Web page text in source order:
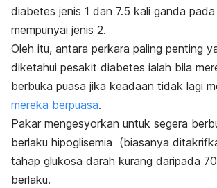
diabetes jenis 1 dan 7.5 kali ganda
mempunyai jenis 2.
Oleh itu, antara perkara paling penting
diketahui pesakit diabetes ialah bila
berbuka puasa jika keadaan tidak lagi
mereka berpuasa.
Pakar mengesyorkan untuk segera
berlaku hipoglisemia (biasanya
tahap glukosa darah kurang daripada
berlaku.